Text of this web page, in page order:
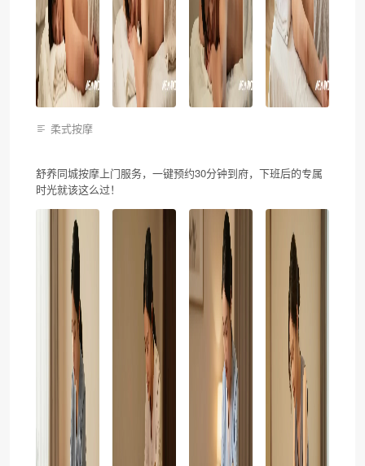
柔式按摩
舒养同城按摩上门服务，一键预约30分钟到府，下班后的专属
时光就该这么过！